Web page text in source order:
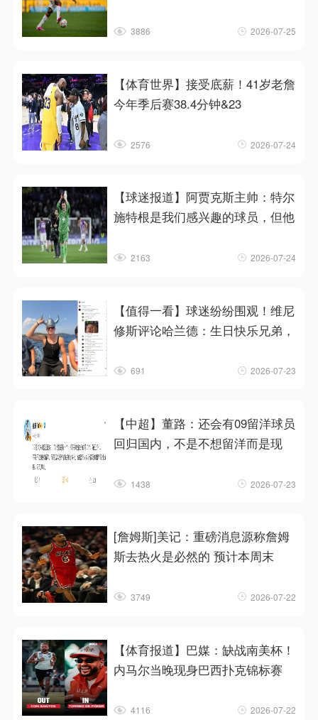
3886 2026-07-25
【体育世界】接受底薪！41岁老詹
今年季后赛38.4分钟&23
2576 2026-07-24
【球迷报道】阿贾克斯主帅：特尔
施特根是我们感兴趣的球员，但他
2163 2026-07-24
【值得一看】球迷纷纷围观！维尼
修斯评论哈兰德：生日快乐兄弟，
691 2026-07-23
【中超】董路：还会有09留洋球员
回归国内，不是不想留洋而是现
1438 2026-07-23
[詹姆斯]美记：重磅消息源称詹姆
斯去热火是必然的 预计本周末
3749 2026-07-22
【体育报道】巴媒：缺战南美杯！
内马尔当晚现身巴西扑克锦标赛
4116 2026-07-22